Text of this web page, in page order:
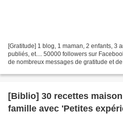
[Gratitude] 1 blog, 1 maman, 2 enfants, 3
publiés, et.... 50000 followers sur
de nombreux messages de gratitude et
[Biblio] 30 recettes
famille avec 'Petites